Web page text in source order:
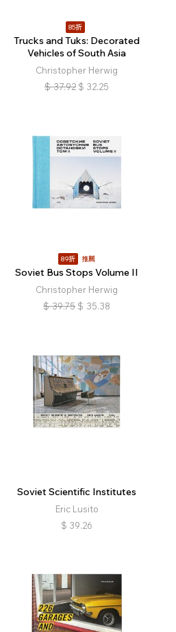
85折
Trucks and Tuks: Decorated
Vehicles of South Asia
Christopher Herwig
$ 37.92 $ 32.25
89折 推薦
Soviet Bus Stops Volume II
Christopher Herwig
$ 39.75 $ 35.38
Soviet Scientific Institutes
Eric Lusito
$ 39.26